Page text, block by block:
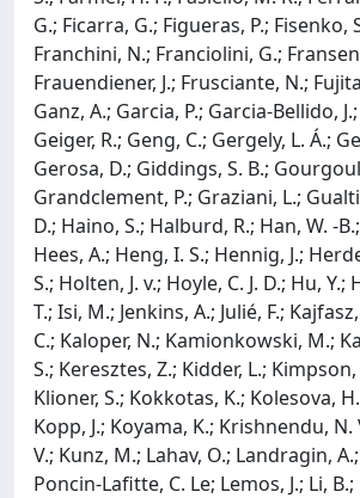
G.; Ficarra, G.; Figueras, P.; Fisenko,
Franchini, N.; Franciolini, G.;
Frauendiener, J.; Frusciante, N.;
Ganz, A.; Garcia, P.; Garcia-Bellido,
Geiger, R.; Geng, C.; Gergely, L. Á.;
Gerosa, D.; Giddings, S. B.;
Grandclement, P.; Graziani, L.;
D.; Haino, S.; Halburd, R.; Han, W. -
Hees, A.; Heng, I. S.; Hennig, J.;
S.; Holten, J. v.; Hoyle, C. J. D.; Hu,
T.; Isi, M.; Jenkins, A.; Julié, F.;
C.; Kaloper, N.; Kamionkowski, M.;
S.; Keresztes, Z.; Kidder, L.; Kimpson,
Klioner, S.; Kokkotas, K.; Kolesova,
Kopp, J.; Koyama, K.; Krishnendu, N.
V.; Kunz, M.; Lahav, O.; Landragin,
Poncin-Lafitte, C. Le; Lemos, J.; Li,